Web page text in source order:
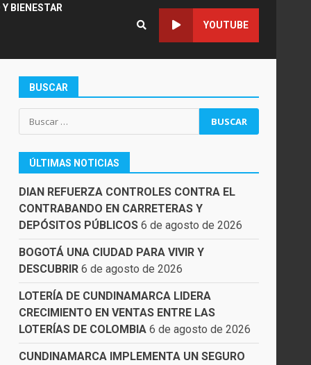
BIENESTAR
YOUTUBE
BUSCAR
Buscar:
ÚLTIMAS NOTICIAS
DIAN REFUERZA CONTROLES CONTRA EL
CONTRABANDO EN CARRETERAS Y
DEPÓSITOS PÚBLICOS 6 de agosto de 2026
BOGOTÁ UNA CIUDAD PARA VIVIR Y
DESCUBRIR 6 de agosto de 2026
LOTERÍA DE CUNDINAMARCA LIDERA
CRECIMIENTO EN VENTAS ENTRE LAS
LOTERÍAS DE COLOMBIA 6 de agosto de 2026
CUNDINAMARCA IMPLEMENTA UN SEGURO